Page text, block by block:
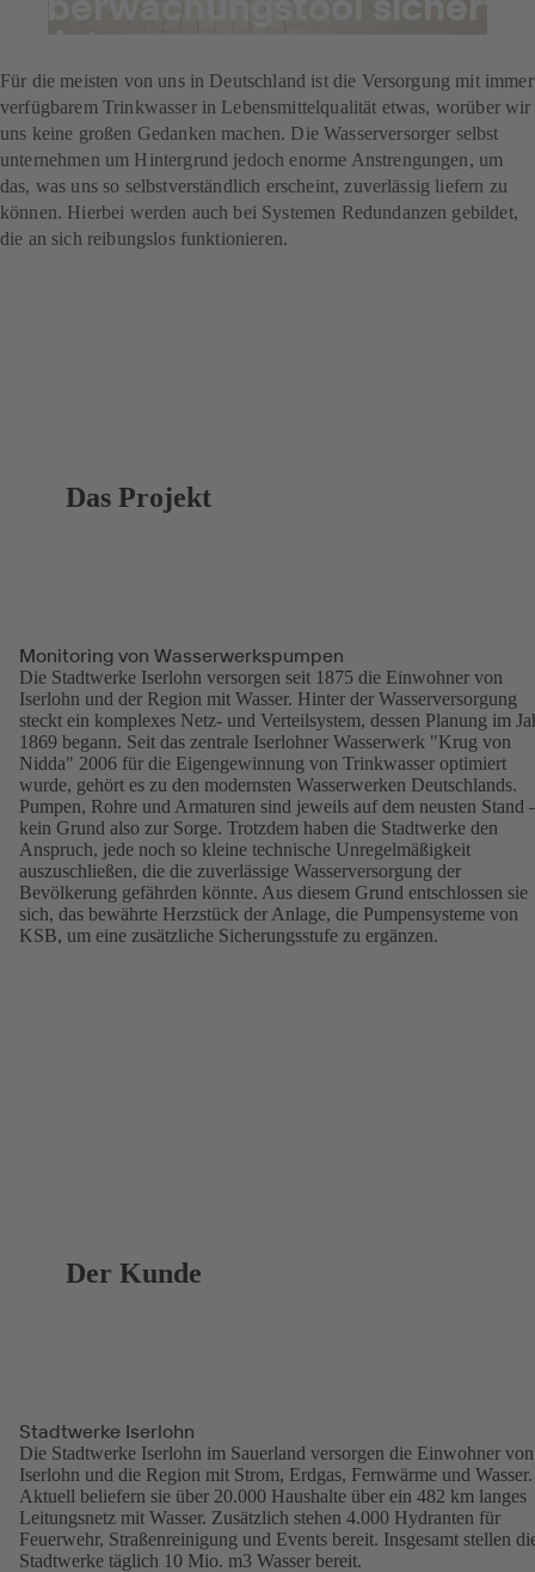
Trinkwasserversorgung
Für die meisten von uns in Deutschland ist die Versorgung mit immer
verfügbarem Trinkwasser in Lebensmittelqualität etwas, worüber wir
uns keine großen Gedanken machen. Die Wasserversorger selbst
unternehmen um Hintergrund jedoch enorme Anstrengungen, um
das, was uns so selbstverständlich erscheint, zuverlässig liefern zu
können. Hierbei werden auch bei Systemen Redundanzen gebildet,
die an sich reibungslos funktionieren.
Das Projekt
Monitoring von Wasserwerkspumpen
Die Stadtwerke Iserlohn versorgen seit 1875 die Einwohner von
Iserlohn und der Region mit Wasser. Hinter der Wasserversorgung
steckt ein komplexes Netz- und Verteilsystem, dessen Planung im
1869 begann. Seit das zentrale Iserlohner Wasserwerk "Krug von
Nidda" 2006 für die Eigengewinnung von Trinkwasser optimiert
wurde, gehört es zu den modernsten Wasserwerken Deutschlands.
Pumpen, Rohre und Armaturen sind jeweils auf dem neusten Stand
kein Grund also zur Sorge. Trotzdem haben die Stadtwerke den
Anspruch, jede noch so kleine technische Unregelmäßigkeit
auszuschließen, die die zuverlässige Wasserversorgung der
Bevölkerung gefährden könnte. Aus diesem Grund entschlossen sie
sich, das bewährte Herzstück der Anlage, die Pumpensysteme von
KSB, um eine zusätzliche Sicherungsstufe zu ergänzen.
Der Kunde
Stadtwerke Iserlohn
Die Stadtwerke Iserlohn im Sauerland versorgen die Einwohner von
Iserlohn und die Region mit Strom, Erdgas, Fernwärme und Wasser.
Aktuell beliefern sie über 20.000 Haushalte über ein 482 km langes
Leitungsnetz mit Wasser. Zusätzlich stehen 4.000 Hydranten für
Feuerwehr, Straßen­reinigung und Events bereit. Insgesamt stellen
Stadtwerke täglich 10 Mio. m3 Wasser bereit.